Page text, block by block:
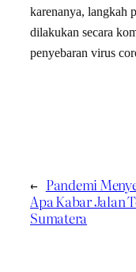
karenanya, langkah
dilakukan secara
penyebaran virus
← Pandemi
Apa Kabar Jalan
Sumatera